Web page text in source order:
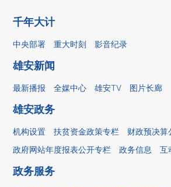
千年大计
中央部署 重大时刻 影音纪录
雄安新闻
最新播报 全媒中心 雄安TV 图片长廊
雄安政务
机构设置 扶贫资金政策专栏
财政预决算
政府网站年度报表公开专栏
政务信息 互
政务服务